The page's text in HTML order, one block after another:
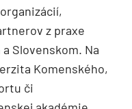
z praxe
Slovenskom. Na
Komenského,
či